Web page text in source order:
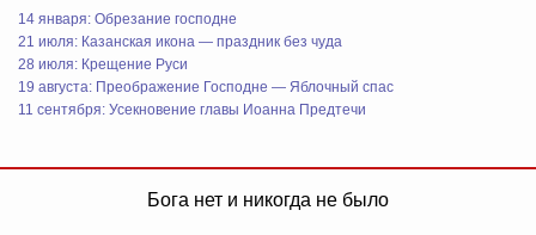
14 января: Обрезание господне
21 июля: Казанская икона — праздник без чуда
28 июля: Крещение Руси
19 августа: Преображение Господне — Яблочный спас
11 сентября: Усекновение главы Иоанна Предтечи
Бога нет и никогда не было